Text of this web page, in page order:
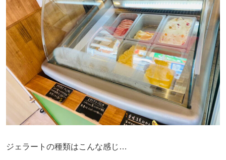
ジェラートの種類はこんな感じ…